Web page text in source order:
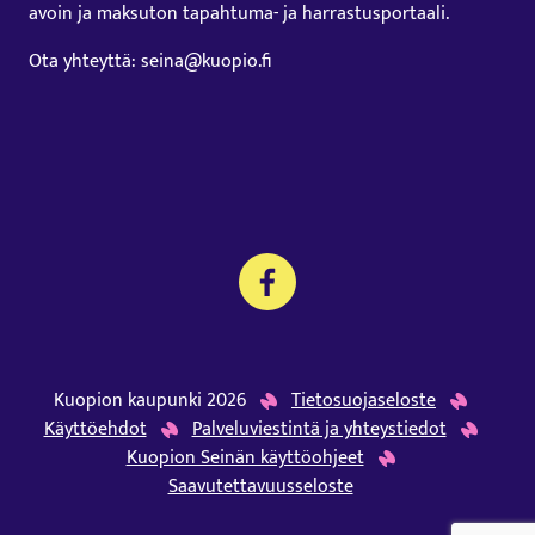
avoin ja maksuton tapahtuma- ja harrastusportaali.
Ota yhteyttä: seina@kuopio.fi
Kuopion kaupunki 2026
Tietosuojaseloste
Käyttöehdot
Palveluviestintä ja yhteystiedot
Kuopion Seinän käyttöohjeet
Saavutettavuusseloste